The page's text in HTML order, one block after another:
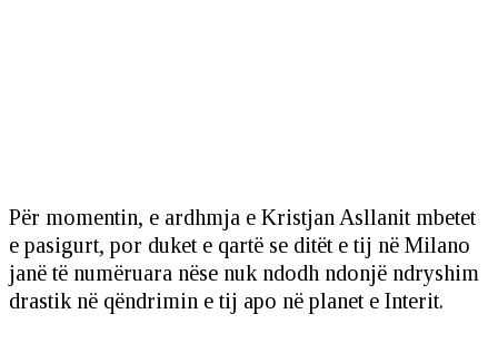
Për momentin, e ardhmja e Kristjan Asllanit mbetet
e pasigurt, por duket e qartë se ditët e tij në Milano
janë të numëruara nëse nuk ndodh ndonjë ndryshim
drastik në qëndrimin e tij apo në planet e Interit.